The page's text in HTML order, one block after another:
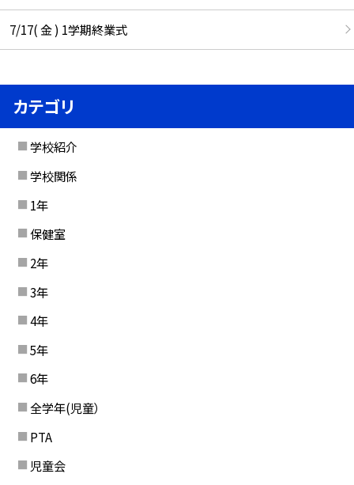
7/17( 金 ) 1学期終業式
カテゴリ
学校紹介
学校関係
1年
保健室
2年
3年
4年
5年
6年
全学年(児童）
PTA
児童会